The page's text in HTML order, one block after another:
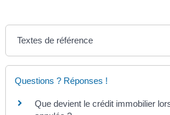
Textes de référence
Questions ? Réponses !
Que devient le crédit immobilier